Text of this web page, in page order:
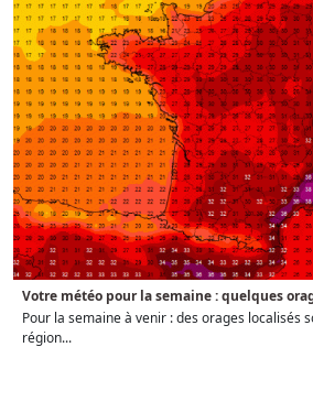
Votre météo pour la semaine : quelques
Pour la semaine à venir : des orages localisés
région...